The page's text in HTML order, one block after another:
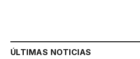
ÚLTIMAS NOTICIAS